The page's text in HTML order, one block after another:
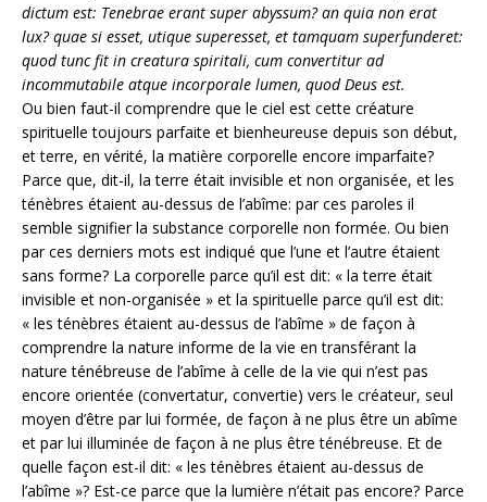
dictum est: Tenebrae erant super abyssum? an quia non erat
lux? quae si esset, utique superesset, et tamquam superfunderet:
quod tunc fit in creatura spiritali, cum convertitur ad
incommutabile atque incorporale lumen, quod Deus est.
Ou bien faut-il comprendre que le ciel est cette créature
spirituelle toujours parfaite et bienheureuse depuis son début,
et terre, en vérité, la matière corporelle encore imparfaite?
Parce que, dit-il, la terre était invisible et non organisée, et les
ténèbres étaient au-dessus de l’abîme: par ces paroles il
semble signifier la substance corporelle non formée. Ou bien
par ces derniers mots est indiqué que l’une et l’autre étaient
sans forme? La corporelle parce qu’il est dit: « la terre était
invisible et non-organisée » et la spirituelle parce qu’il est dit:
« les ténèbres étaient au-dessus de l’abîme » de façon à
comprendre la nature informe de la vie en transférant la
nature ténébreuse de l’abîme à celle de la vie qui n’est pas
encore orientée (convertatur, convertie) vers le créateur, seul
moyen d’être par lui formée, de façon à ne plus être un abîme
et par lui illuminée de façon à ne plus être ténébreuse. Et de
quelle façon est-il dit: « les ténèbres étaient au-dessus de
l’abîme »? Est-ce parce que la lumière n’était pas encore? Parce